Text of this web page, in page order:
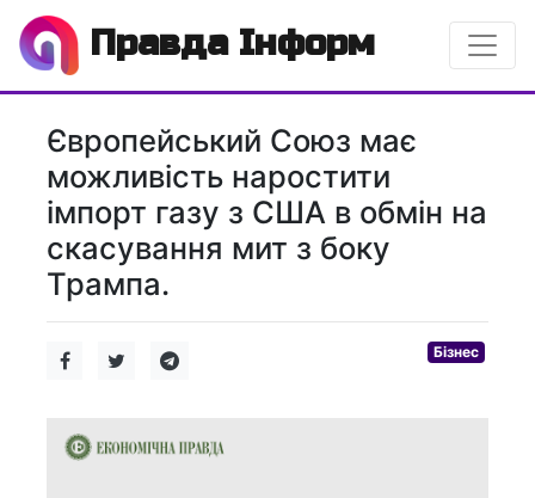
Правда Інформ
Європейський Союз має
можливість наростити
імпорт газу з США в обмін на
скасування мит з боку
Трампа.
Бізнес